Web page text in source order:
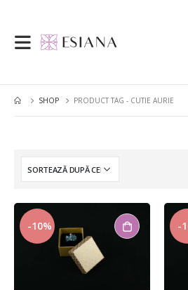
SHOP PRODUCT TAG - CUTIE AURIE
-10% -